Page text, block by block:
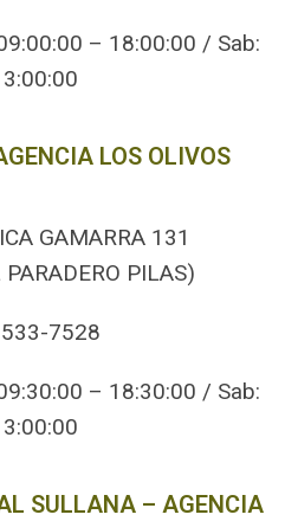
– 18:00:00 / Sab:
LOS OLIVOS
GAMARRA 131
PILAS)
7528
– 18:30:00 / Sab:
SULLANA – AGENCIA